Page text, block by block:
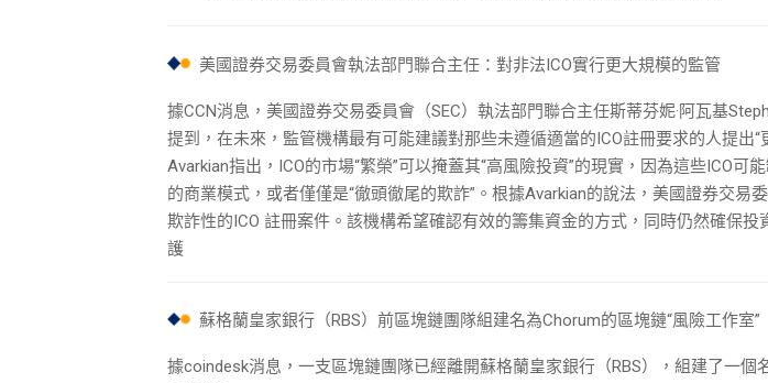
美國證券交易委員會執法部門聯合主任：對非法ICO實行更大規模的監管
據CCN消息，美國證券交易委員會（SEC）執法部門聯合主任斯蒂芬妮·阿瓦基
提到，在未來，監管機構最有可能建議對那些未遵循適當的ICO註冊要求的人提出“
Avarkian指出，ICO的市場“繁榮”可以掩蓋其“高風險投資”的現實，因為這些ICO可
的商業模式，或者僅僅是“徹頭徹尾的欺詐”。根據Avarkian的說法，美國證券交易
欺詐性的ICO 註冊案件。該機構希望確認有效的籌集資金的方式，同時仍然確保投
護
蘇格蘭皇家銀行（RBS）前區塊鏈團隊組建名為Chorum的區塊鏈“風險工作室”
據coindesk消息，一支區塊鏈團隊已經離開蘇格蘭皇家銀行（RBS），組建了一個